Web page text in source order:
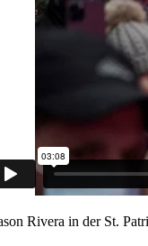
Rivera in der St.